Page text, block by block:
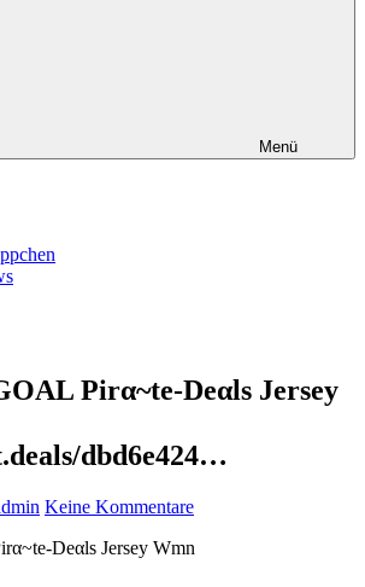
Menü
Pirα~tе-Dеαls Jersey
dbd6e424…
Keine Kommentare
Dеαls Jersey Wmn